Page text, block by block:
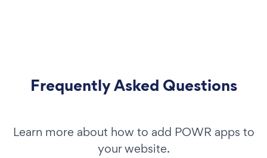
Frequently Asked Questions
Learn more about how to add POWR apps to
your website.